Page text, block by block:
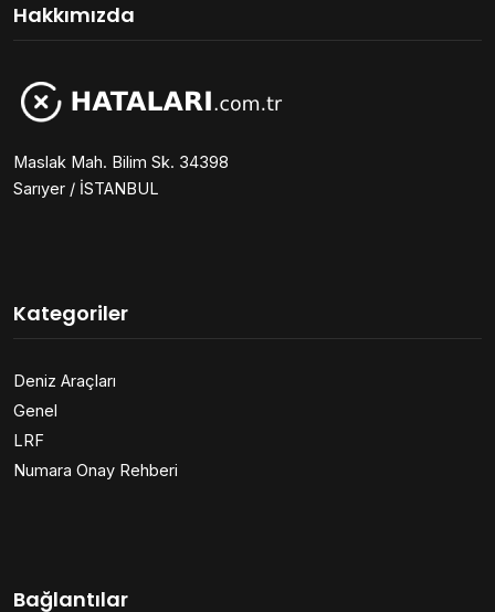
Hakkımızda
Maslak Mah. Bilim Sk. 34398
Sarıyer / İSTANBUL
Kategoriler
Deniz Araçları
Genel
LRF
Numara Onay Rehberi
Bağlantılar